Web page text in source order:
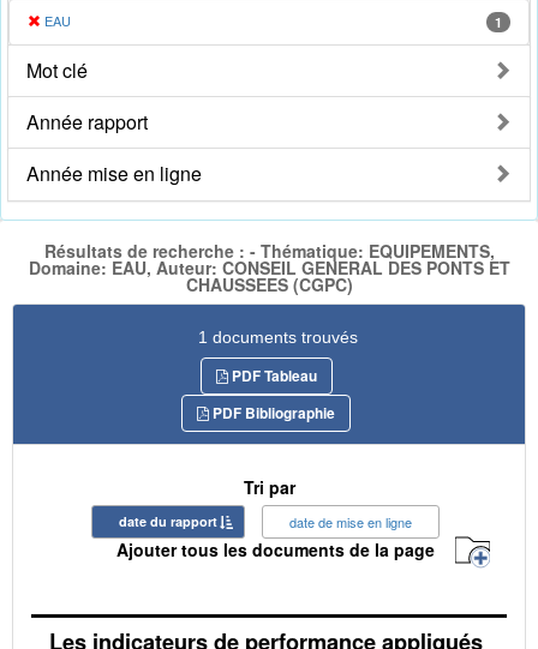
EAU 1
Mot clé
Année rapport
Année mise en ligne
Résultats de recherche : - Thématique: EQUIPEMENTS,
Domaine: EAU, Auteur: CONSEIL GENERAL DES PONTS ET
CHAUSSEES (CGPC)
1 documents trouvés
PDF Tableau
PDF Bibliographie
Tri par
date du rapport date de mise en ligne
Ajouter tous les documents de la page
Les indicateurs de performance appliqués